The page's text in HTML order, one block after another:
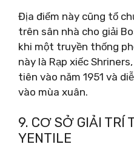
Địa điểm này cũng tổ
trên sân nhà cho giải
khi một truyền thống
này là Rạp xiếc
tiên vào năm 1951 và
vào mùa xuân.
9. CƠ SỞ GIẢI TRÍ
YENTILE